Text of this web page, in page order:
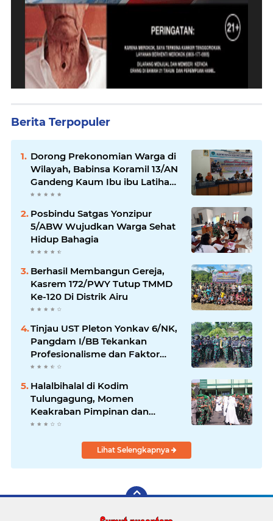
Berita Terpopuler
Dorong Prekonomian Warga di
Wilayah, Babinsa Koramil 13/AN
Gandeng Kaum Ibu ibu Latihan
Jahit Menjahit
Posbindu Satgas Yonzipur
5/ABW Wujudkan Warga Sehat
Hidup Bahagia
Berhasil Membangun Gereja,
Kasrem 172/PWY Tutup TMMD
Ke-120 Di Distrik Airu
Tinjau UST Pleton Yonkav 6/NK,
Pangdam I/BB Tekankan
Profesionalisme dan Faktor
Keamanan
Halalbihalal di Kodim
Tulungagung, Momen
Keakraban Pimpinan dan
Bawahan
Lihat Selengkapnya